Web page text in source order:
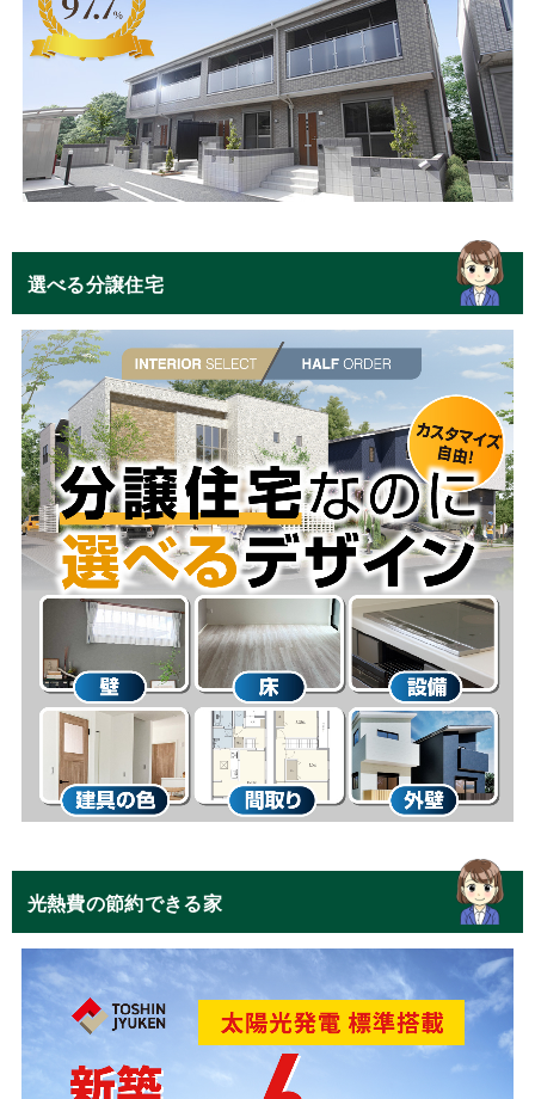
選べる分譲住宅
光熱費の節約できる家